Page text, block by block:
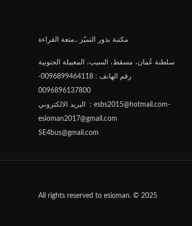
مكتبة بذور التميّز ..متعة القراءة
سلطنة عُمان، مسقط، السيب، المعبيلة الجنوبية
رقم الهاتف : 0096899464118-
0096896137800
البريد الالكتروني : esbs2015@hotmail.com-
esioman2017@gmail.com
SE4bus@gmail.com
All rights reserved to esioman. © 2025